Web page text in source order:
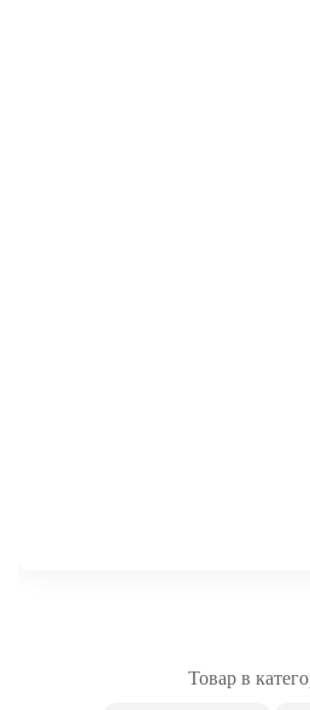
Товар в